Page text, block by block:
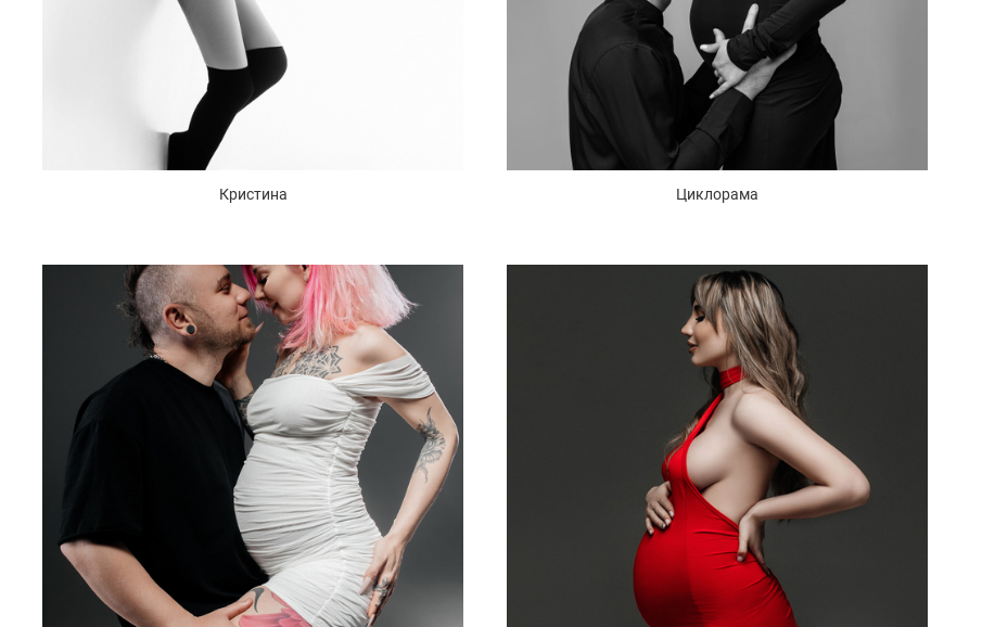
Кристина Циклорама